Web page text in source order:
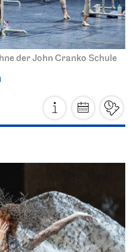
der John Cranko Schule